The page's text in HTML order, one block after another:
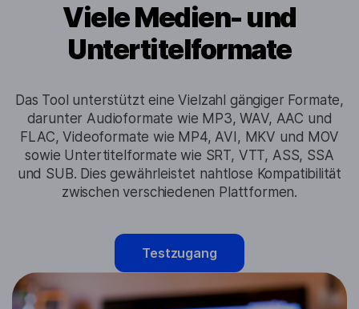
Viele Medien- und
Untertitelformate
Das Tool unterstützt eine Vielzahl gängiger Formate,
darunter Audioformate wie MP3, WAV, AAC und
FLAC, Videoformate wie MP4, AVI, MKV und MOV
sowie Untertitelformate wie SRT, VTT, ASS, SSA
und SUB. Dies gewährleistet nahtlose Kompatibilität
zwischen verschiedenen Plattformen.
Testzugang